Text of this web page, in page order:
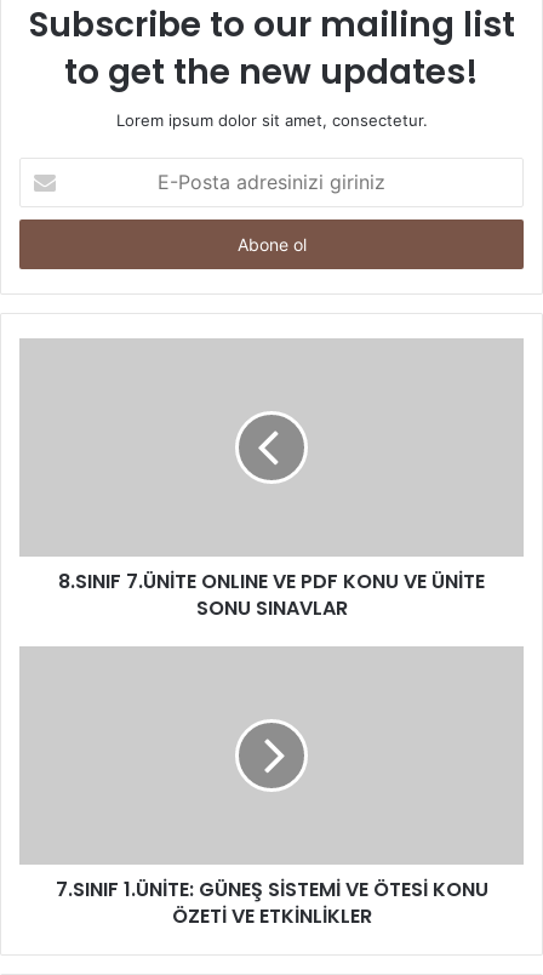
Subscribe to our mailing list
to get the new updates!
Lorem ipsum dolor sit amet, consectetur.
Posta
adresinizi
8.SINIF 7.ÜNİTE ONLINE VE PDF KONU VE ÜNİTE
SONU SINAVLAR
7.SINIF 1.ÜNİTE: GÜNEŞ SİSTEMİ VE ÖTESİ KONU
ÖZETİ VE ETKİNLİKLER